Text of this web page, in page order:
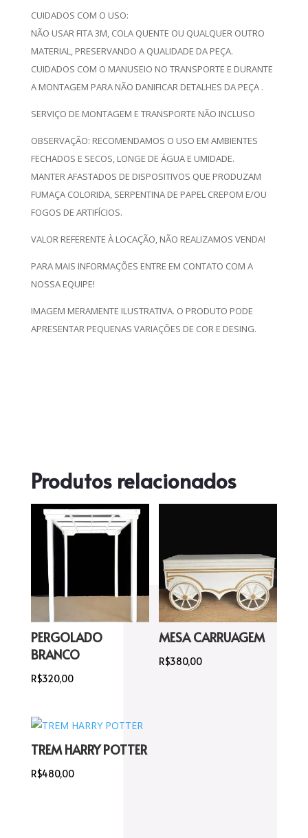
CUIDADOS COM O USO:
NÃO USAR FITA 3M, COLA QUENTE OU QUALQUER OUTRO
MATERIAL, PRESERVANDO A QUALIDADE DA PEÇA.
CUIDADOS COM O MANUSEIO NO TRANSPORTE E DURANTE
A MONTAGEM PARA NÃO DANIFICAR DETALHES DA PEÇA .
SERVIÇO DE MONTAGEM E TRANSPORTE NÃO INCLUSO
OBSERVAÇÃO: RECOMENDAMOS O USO EM AMBIENTES
FECHADOS E SECOS, LONGE DE ÁGUA E UMIDADE.
MANTER AFASTADOS DE DISPOSITIVOS QUE PRODUZAM
FUMAÇA COLORIDA, SERPENTINA DE PAPEL CREPOM E/OU
FOGOS DE ARTIFÍCIOS.
VALOR REFERENTE À LOCAÇÃO, NÃO REALIZAMOS VENDA!
PARA MAIS INFORMAÇÕES ENTRE EM CONTATO COM A
NOSSA EQUIPE!
IMAGEM MERAMENTE ILUSTRATIVA. O PRODUTO PODE
APRESENTAR PEQUENAS VARIAÇÕES DE COR E DESING.
Produtos relacionados
PERGOLADO
BRANCO
R$320,00
MESA CARRUAGEM
R$380,00
TREM HARRY POTTER
R$480,00